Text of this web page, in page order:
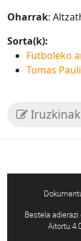
Oharrak:
Sorta(k):
Futboleko
Tomas
Bestela
Aitortu